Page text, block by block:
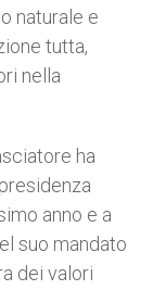
naturale e
tutta,
nella
ha
anno e a
suo mandato
dei valori